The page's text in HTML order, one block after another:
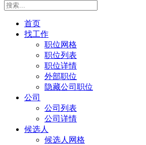
首页
找工作
职位网格
职位列表
职位详情
外部职位
隐藏公司职位
公司
公司列表
公司详情
候选人
候选人网格